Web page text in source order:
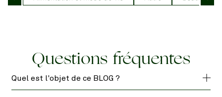
Questions fréquentes
Quel est l'objet de ce BLOG ?